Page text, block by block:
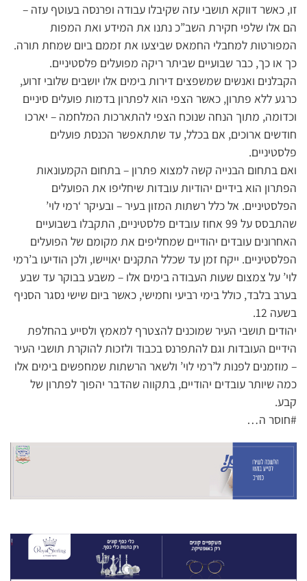
זו, כאשר דווקא תושבי עזה שקיבלו עבודה ופרנסה בעוטף עזה –
הם אלו שלפי חקירת השב”כ נתנו את המידע ואת המפות
המפורטות למחבלי החמאס שביצעו את זממם ביום שמחת תורה.
כך או כך, כבר שבועיים שביתר ריקה מפועלים פלסטיניים.
הקבלנים ואנשים שמשפצים דירות בימים אלו יושבים שלובי זרוע,
כרגע ללא פתרון, כאשר הצפי הוא לפתרון בדמות פועלים סיניים
וכדומה, מתוך הנחה שנוכח הצפי להתארכות המלחמה – יארכו
חודשים ארוכים, אם בכלל, עד שתתאפשר הכנסת פועלים
פלסטיניים.
ואם בתחום הבנייה קשה למצוא פתרון – בתחום הקמעונאות
הפתרון הוא בידיים יהודיות עובדות שיחליפו את הפועלים
הפלסטיניים. אל כלל רשתות המזון בעיר – ובעיקר ‘רמי לוי’
שהתבסס על 99 אחוז עובדים פלסטיניים, התקבלו בשבועיים
האחרונים עובדים יהודיים שמחליפים את מקומם של הפועלים
הפלסטיניים. ייקח זמן עד שכלל התקנים יאויישו, ולכן הודיעו ב’רמי
לוי’ על צמצום שעות העבודה בימים אלו – משבע בבוקר עד שבע
בערב בלבד, כולל בימי רביעי וחמישי, כאשר ביום שישי נסגר הסניף
בשעה 12.
יהודים תושבי העיר שמוכנים להצטרף למאמץ ולסייע בהחלפת
הידיים העובדות וגם להתפרנס בכבוד ולזכות להוקרת תושבי העיר
– מוזמנים לפנות ל’רמי לוי’ ולשאר הרשתות שמחפשים בימים אלו
כמה שיותר עובדים יהודיים, בתקווה שהדבר יהפוך לפתרון של
קבע.
#חוסר ה…